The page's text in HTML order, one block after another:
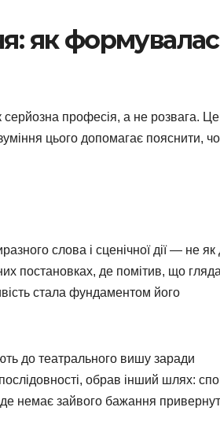
як
професія, а не розвага. Це
цього допомагає пояснити,
слова і сценічної дії — не як
постановках, де помітив, що
стала фундаментом його
до театрального вишу заради
обрав інший шлях:
немає зайвого бажання